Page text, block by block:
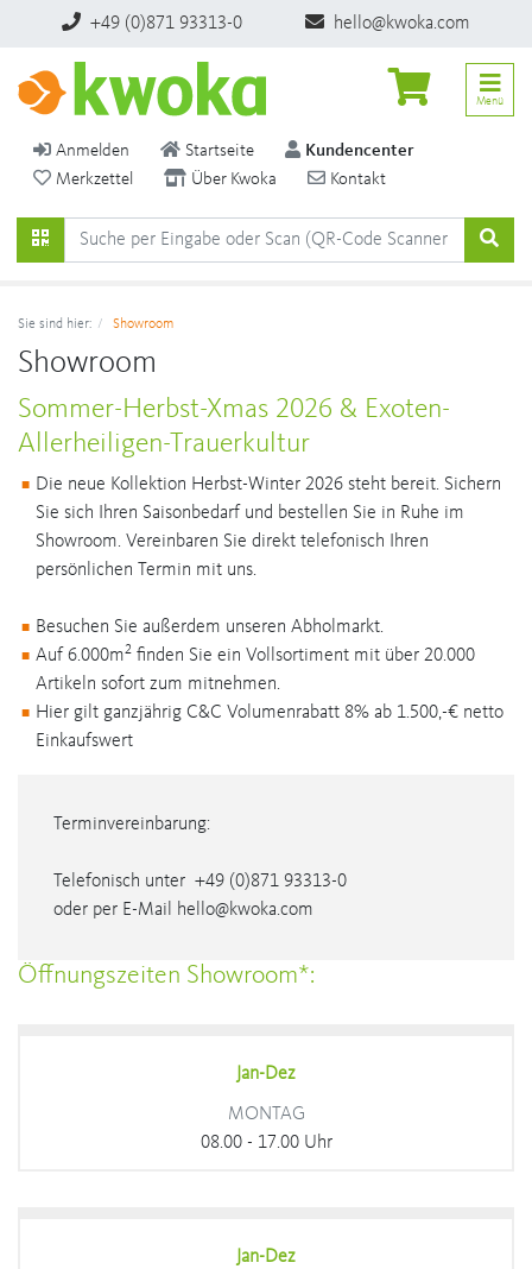
+49 (0)871 93313-0 hello@kwoka.com
Anmelden Startseite
Kundencenter
Merkzettel
Über Kwoka Kontakt
Menü
Sie sind hier: Showroom
Showroom
Sommer-Herbst-Xmas 2026 & Exoten-
Allerheiligen-Trauerkultur
Die neue Kollektion Herbst-Winter 2026 steht bereit. Sichern
Sie sich Ihren Saisonbedarf und bestellen Sie in Ruhe im
Showroom. Vereinbaren Sie direkt telefonisch Ihren
persönlichen Termin mit uns.
Besuchen Sie außerdem unseren Abholmarkt.
Auf 6.000m2 finden Sie ein Vollsortiment mit über 20.000
Artikeln sofort zum mitnehmen.
Hier gilt ganzjährig C&C Volumenrabatt 8% ab 1.500,-€ netto
Einkaufswert
Terminvereinbarung:
Telefonisch unter +49 (0)871 93313-0
oder per E-Mail hello@kwoka.com
Öffnungszeiten Showroom*:
Jan-Dez
MONTAG
08.00 - 17.00 Uhr
Jan-Dez